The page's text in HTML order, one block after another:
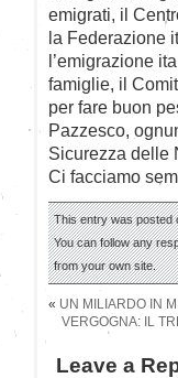
emigrati, il
la Federazione
l’emigrazione
famiglie, il
per fare buon
Pazzesco,
Sicurezza
Ci facciamo
This entry was posted
You can follow any
from your own site.
« UN MILIARDO IN
VERGOGNA: IL
Leave a